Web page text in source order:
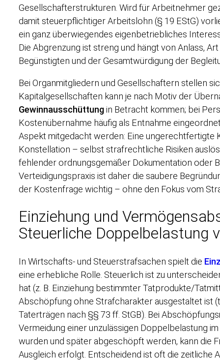
Gesellschafterstrukturen. Wird für Arbeitnehmer
damit steuerpflichtiger Arbeitslohn (§ 19 EStG)
ein ganz überwiegendes eigenbetriebliches
Die Abgrenzung ist streng und hängt von Anlass,
Begünstigten und der Gesamtwürdigung der
Bei Organmitgliedern und Gesellschaftern stellen
Kapitalgesellschaften kann je nach Motiv der
Gewinnausschüttungin Betracht kommen; bei
Kostenübernahme häufig als Entnahme
Aspekt mitgedacht werden: Eine ungerechtfertigte
Konstellation – selbst strafrechtliche Risiken
fehlender ordnungsgemäßer Dokumentation oder
Verteidigungspraxis ist daher die saubere
der Kostenfrage wichtig – ohne den Fokus vom
Einziehung und
Steuerliche Doppelbelastung
In Wirtschafts- und Steuerstrafsachen spielt die
eine erhebliche Rolle. Steuerlich ist zu
hat (z. B. Einziehung bestimmter Tatprodukte/
Abschöpfung ohne Strafcharakter ausgestaltet ist
Taterträgen nach §§ 73 ff. StGB). Bei
Vermeidung einer unzulässigen Doppelbelastung
wurden und später abgeschöpft werden, kann die
Ausgleich erfolgt. Entscheidend ist oft die zeitliche